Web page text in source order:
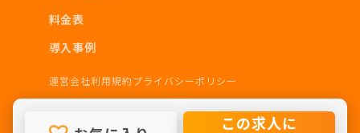
この求人に
●最低期間・シフト
3ヶ月以上
料金表
導入事例
運営会社利用規約プライバシーポリシー